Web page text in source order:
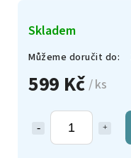
599 Kč / ks
Skladem
Můžeme doručit do: